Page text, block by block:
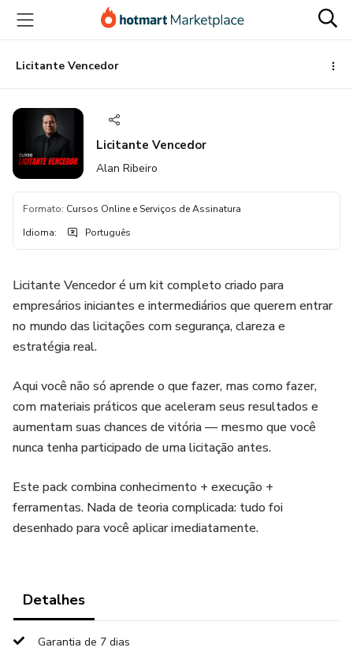
para
conteúdo
principal
para
pagamento
para
rodapé
Licitante Vencedor
Licitante Vencedor
Alan Ribeiro
Formato: Cursos Online e Serviços de Assinatura
Idioma: Português
Licitante Vencedor é um kit completo criado para
empresários iniciantes e intermediários que querem entrar
no mundo das licitações com segurança, clareza e
estratégia real.
Aqui você não só aprende o que fazer, mas como fazer,
com materiais práticos que aceleram seus resultados e
aumentam suas chances de vitória — mesmo que você
nunca tenha participado de uma licitação antes.
Este pack combina conhecimento + execução +
ferramentas. Nada de teoria complicada: tudo foi
desenhado para você aplicar imediatamente.
Detalhes
Garantia de 7 dias